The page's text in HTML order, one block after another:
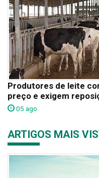
Produtores de leite
preço e exigem
05 ago
ARTIGOS MAIS